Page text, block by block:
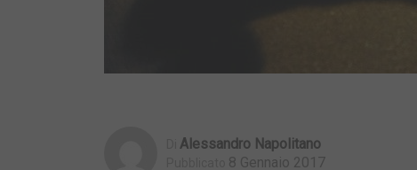
Alessandro Napolitano
8 Gennaio 2017